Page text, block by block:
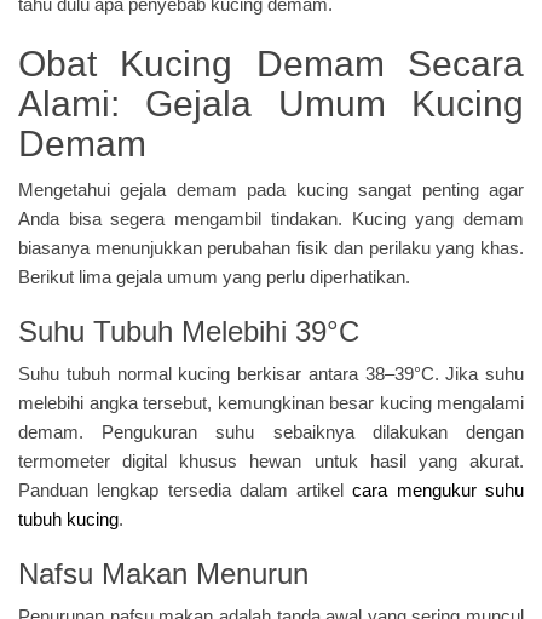
Obat Kucing Demam Secara
Alami: Gejala Umum Kucing
Demam
Mengetahui gejala demam pada kucing sangat penting agar
Anda bisa segera mengambil tindakan. Kucing yang demam
biasanya menunjukkan perubahan fisik dan perilaku yang khas.
Berikut lima gejala umum yang perlu diperhatikan.
Suhu Tubuh Melebihi 39°C
Suhu tubuh normal kucing berkisar antara 38–39°C. Jika suhu
melebihi angka tersebut, kemungkinan besar kucing mengalami
demam. Pengukuran suhu sebaiknya dilakukan dengan
termometer digital khusus hewan untuk hasil yang akurat.
Panduan lengkap tersedia dalam artikel cara mengukur suhu
tubuh kucing.
Nafsu Makan Menurun